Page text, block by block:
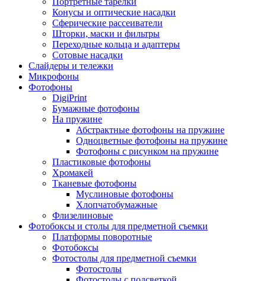
Конусы и оптические насадки
Сферические рассеиватели
Шторки, маски и фильтры
Переходные кольца и адаптеры
Сотовые насадки
Слайдеры и тележки
Микрофоны
Фотофоны
DigiPrint
Бумажные фотофоны
На пружине
Абстрактные фотофоны на пружине
Одноцветные фотофоны на пружине
Фотофоны с рисунком на пружине
Пластиковые фотофоны
Хромакей
Тканевые фотофоны
Муслиновые фотофоны
Хлопчатобумажные
Флизелиновые
Фотобоксы и столы для предметной съемки
Платформы поворотные
Фотобоксы
Фотостолы для предметной съемки
Фотостолы